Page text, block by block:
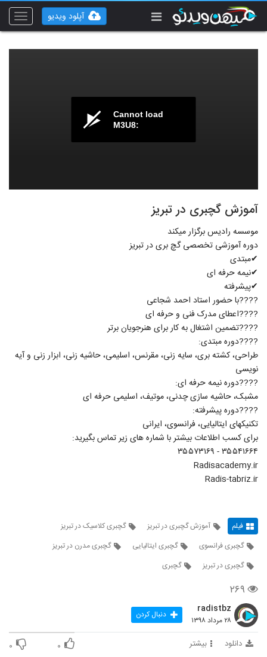
Toggle
آپلود ویدیو
Cannot load
M3U8:
آموزش گچبری در تبریز
موسسه رادیس برگزار میکند
دوره آموزشی تخصصی گچ بری در تبریز
✔مبتدی
✔نیمه حرفه ای
✔پیشرفته
????با حضور استاد احمد شجاعی
????اعطای مدرک فنی و حرفه ای
????تضمین اشتغال به کار برای هنرجویان برتر
????دوره مبتدی:
طراحی، کشته بری، سایه زنی، مقرنس، اسلیمی، حاشیه زنی، ابزار زنی و آیه
نویسی
????دوره نیمه حرفه ای:
مشبک، حاشیه سازی چدنی، موتیف، اسلیمی حرفه ای
????دوره پیشرفته:
تکنیکهای ایتالیایی، فرانسوی، ایرانی
برای کسب اطلاعات بیشتر با شماره های زیر تماس بگیرید:
۳۵۵۴۱۶۶۴ - ۳۵۵۷۳۱۶۹
Radisacademy.ir
Radis-tabriz.ir
فیلم آموزش گچبری در تبریز
گچبری کلاسیک در تبریز
گچبری فرانسوی
گچبری ایتالیایی
گچبری مدرن در تبریز
گچبری در تبریز
گچبری
۲۶۹
radistbz
۲۸ مرداد ۱۳۹۸ دنبال کردن
دانلود بیشتر ۰ ۰